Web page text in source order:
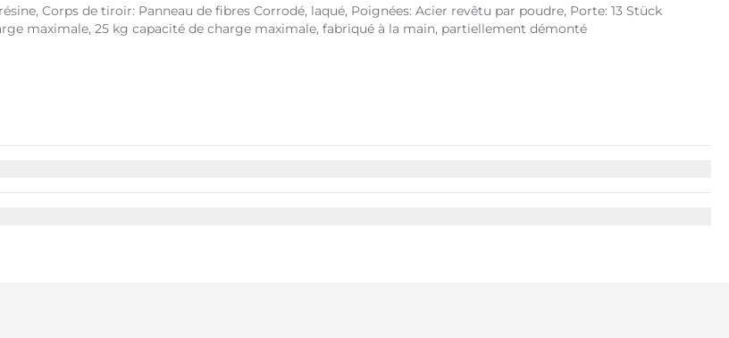
Corps de tiroir: Panneau de fibres Corrodé, laqué, Poignées: Acier revêtu par poudre, Porte: 13 Stück
maximale, 25 kg capacité de charge maximale, fabriqué à la main, partiellement démonté